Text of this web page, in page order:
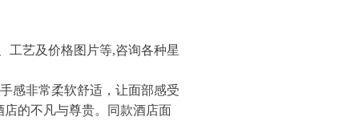
艺及价格图片等,咨询各种星
感非常柔软舒适，让面部感受
的不凡与尊贵。同款酒店面